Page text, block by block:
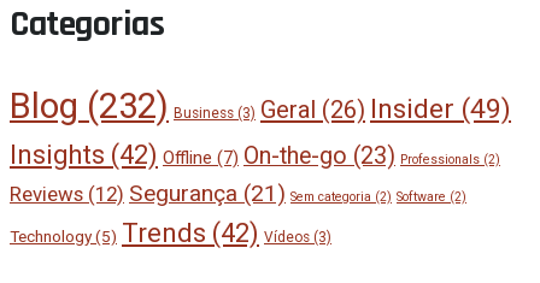
Categorias
Blog (232) Business (3) Geral (26) Insider (49)
Insights (42) Offline (7) On-the-go (23) Professionals (2)
Reviews (12) Segurança (21) Sem categoria (2) Software (2)
Technology(5) Trends (42) Vídeos (3)